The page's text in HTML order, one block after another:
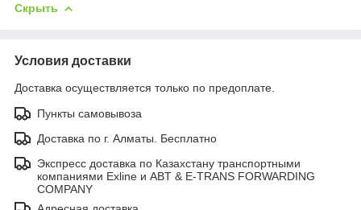
Скрыть
Условия доставки
Доставка осуществляется только по предоплате.
Пункты самовывоза
Доставка по г. Алматы. Бесплатно
Экспресс доставка по Казахстану транспортными
компаниями Exline и ABT & E-TRANS FORWARDING
COMPANY